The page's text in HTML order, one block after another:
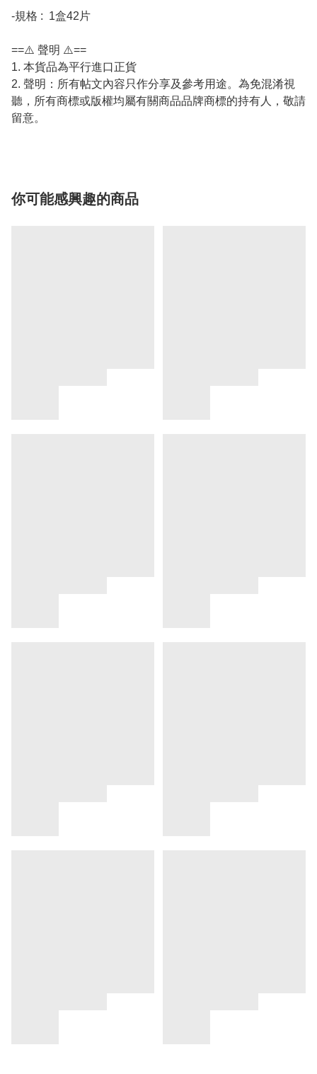
-規格 : 1盒42片
==⚠️ 聲明 ⚠️==
1. 本貨品為平行進口正貨
2. 聲明：所有帖文內容只作分享及參考用途。為免混淆視
聽，所有商標或版權均屬有關商品品牌商標的持有人，敬請
留意。
你可能感興趣的商品